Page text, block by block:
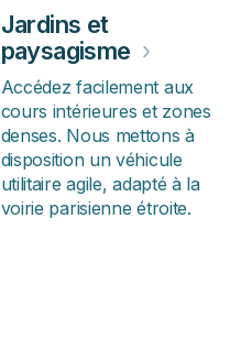
Jardins et
paysagisme ›
Accédez facilement aux
cours intérieures et zones
denses. Nous mettons à
disposition un véhicule
utilitaire agile, adapté à la
voirie parisienne étroite.